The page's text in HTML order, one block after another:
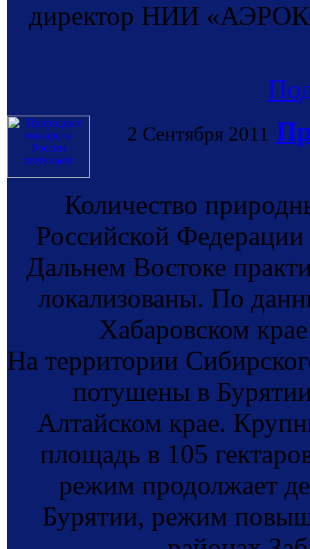
директор НИИ
2 Сентября 2011
Количество
Российской
Дальнем Востоке
локализованы. По
Хабаровском
На территории
потушены в
Алтайском крае.
площадь в 105
режим продолжает
Бурятии, режим